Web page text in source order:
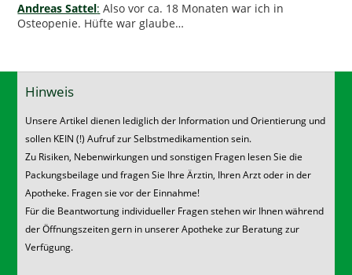
Andreas Sattel: Also vor ca. 18 Monaten war ich in
Osteopenie. Hüfte war glaube…
Hinweis
Unsere Artikel dienen lediglich der Information und Orientierung und
sollen KEIN (!) Aufruf zur Selbstmedikamention sein.
Zu Risiken, Nebenwirkungen und sonstigen Fragen lesen Sie die
Packungsbeilage und fragen Sie Ihre Ärztin, Ihren Arzt oder in der
Apotheke. Fragen sie vor der Einnahme!
Für die Beantwortung individueller Fragen stehen wir Ihnen während
der Öffnungszeiten gern in unserer Apotheke zur Beratung zur
Verfügung.